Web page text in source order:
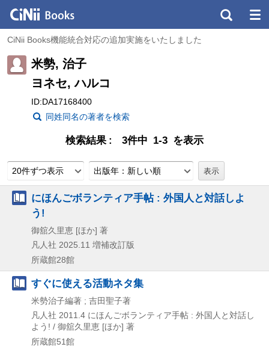
CiNii Books機能統合対応の追加実施をいたしました
米勢, 治子
ヨネセ, ハルコ
ID:DA17168400
同姓同名の著者を検索
検索結果 3件中 1-3 を表示
20件ずつ表示 出版年：新しい順
にほんごボランティア手帖 : 外国人と対話しよ
う!
御舘久里恵 [ほか] 著
凡人社 2025.11 増補改訂版
所蔵館28館
すぐに使える活動ネタ集
米勢治子編著 ; 吉田聖子著
凡人社 2011.4 にほんごボランティア手帖 : 外国人と対話し
よう! / 御舘久里恵 [ほか] 著
所蔵館51館